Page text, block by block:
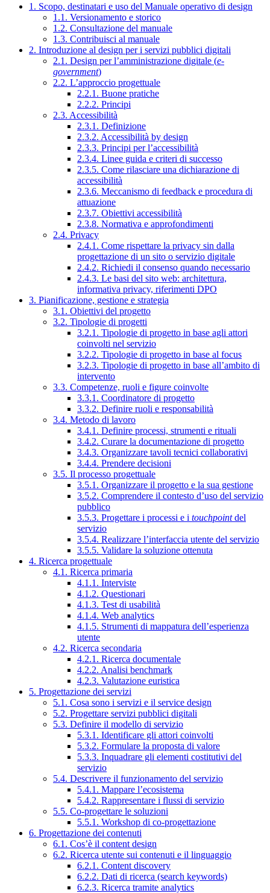
1. Scopo, destinatari e uso del Manuale operativo di design
1.1. Versionamento e storico
1.2. Consultazione del manuale
1.3. Contribuisci al manuale
2. Introduzione al design per i servizi pubblici digitali
2.1. Design per l’amministrazione digitale (e-
government)
2.2. L’approccio progettuale
2.2.1. Buone pratiche
2.2.2. Principi
2.3. Accessibilità
2.3.1. Definizione
2.3.2. Accessibilità by design
2.3.3. Principi per l’accessibilità
2.3.4. Linee guida e criteri di successo
2.3.5. Come rilasciare una dichiarazione di
accessibilità
2.3.6. Meccanismo di feedback e procedura di
attuazione
2.3.7. Obiettivi accessibilità
2.3.8. Normativa e approfondimenti
2.4. Privacy
2.4.1. Come rispettare la privacy sin dalla
progettazione di un sito o servizio digitale
2.4.2. Richiedi il consenso quando necessario
2.4.3. Le basi del sito web: architettura,
informativa privacy, riferimenti DPO
3. Pianificazione, gestione e strategia
3.1. Obiettivi del progetto
3.2. Tipologie di progetti
3.2.1. Tipologie di progetto in base agli attori
coinvolti nel servizio
3.2.2. Tipologie di progetto in base al focus
3.2.3. Tipologie di progetto in base all’ambito di
intervento
3.3. Competenze, ruoli e figure coinvolte
3.3.1. Coordinatore di progetto
3.3.2. Definire ruoli e responsabilità
3.4. Metodo di lavoro
3.4.1. Definire processi, strumenti e rituali
3.4.2. Curare la documentazione di progetto
3.4.3. Organizzare tavoli tecnici collaborativi
3.4.4. Prendere decisioni
3.5. Il processo progettuale
3.5.1. Organizzare il progetto e la sua gestione
3.5.2. Comprendere il contesto d’uso del servizio
pubblico
3.5.3. Progettare i processi e i touchpointdel
servizio
3.5.4. Realizzare l’interfaccia utente del servizio
3.5.5. Validare la soluzione ottenuta
4. Ricerca progettuale
4.1. Ricerca primaria
4.1.1. Interviste
4.1.2. Questionari
4.1.3. Test di usabilità
4.1.4. Web analytics
4.1.5. Strumenti di mappatura dell’esperienza
utente
4.2. Ricerca secondaria
4.2.1. Ricerca documentale
4.2.2. Analisi benchmark
4.2.3. Valutazione euristica
5. Progettazione dei servizi
5.1. Cosa sono i servizi e il service design
5.2. Progettare servizi pubblici digitali
5.3. Definire il modello di servizio
5.3.1. Identificare gli attori coinvolti
5.3.2. Formulare la proposta di valore
5.3.3. Inquadrare gli elementi costitutivi del
servizio
5.4. Descrivere il funzionamento del servizio
5.4.1. Mappare l’ecosistema
5.4.2. Rappresentare i flussi di servizio
5.5. Co-progettare le soluzioni
5.5.1. Workshop di co-progettazione
6. Progettazione dei contenuti
6.1. Cos’è il content design
6.2. Ricerca utente sui contenuti e il linguaggio
6.2.1. Content discovery
6.2.2. Dati di ricerca (search keywords)
6.2.3. Ricerca tramite analytics